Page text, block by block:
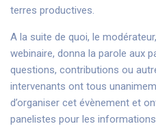
terres productives.
A la suite de quoi, le
webinaire, donna la parole aux
questions, contributions ou
intervenants ont tous
d’organiser cet évènement et
panelistes pour les